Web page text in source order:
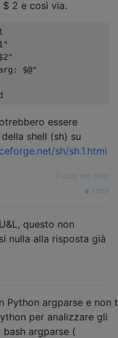
2 e così via.
$@"
essere
shell (sh) su
sh/sh.1.html
Fuoco nel cielo
fonte
questo non
nulla alla risposta già
Python argparse e non
per analizzare gli
bash argparse (